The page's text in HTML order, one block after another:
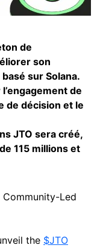
de
son
sur Solana.
de
de décision et le
JTO sera créé,
115 millions et
Led
the $JTO